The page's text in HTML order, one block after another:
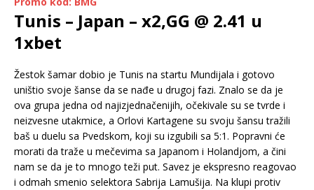
Tunis – Japan – x2,GG @ 2.41 u
1xbet
Žestok šamar dobio je Tunis na startu Mundijala i gotovo
uništio svoje šanse da se nađe u drugoj fazi. Znalo se da je
ova grupa jedna od najizjednačenijih, očekivale su se tvrde i
neizvesne utakmice, a Orlovi Kartagene su svoju šansu tražili
baš u duelu sa Pvedskom, koji su izgubili sa 5:1. Popravni će
morati da traže u mečevima sa Japanom i Holandjom, a čini
nam se da je to mnogo teži put. Savez je ekspresno reagovao
i odmah smenio selektora Sabrija Lamušija. Na klupi protiv